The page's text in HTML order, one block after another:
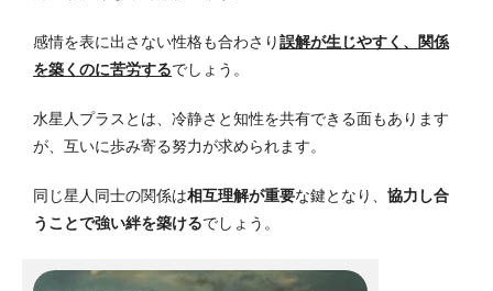
感情を表に出さない性格も合わさり誤解が生じやすく、関係
を築くのに苦労するでしょう。
水星人プラスとは、冷静さと知性を共有できる面もあります
が、互いに歩み寄る努力が求められます。
同じ星人同士の関係は相互理解が重要な鍵となり、 協力し合
うことで強い絆を築けるでしょう。